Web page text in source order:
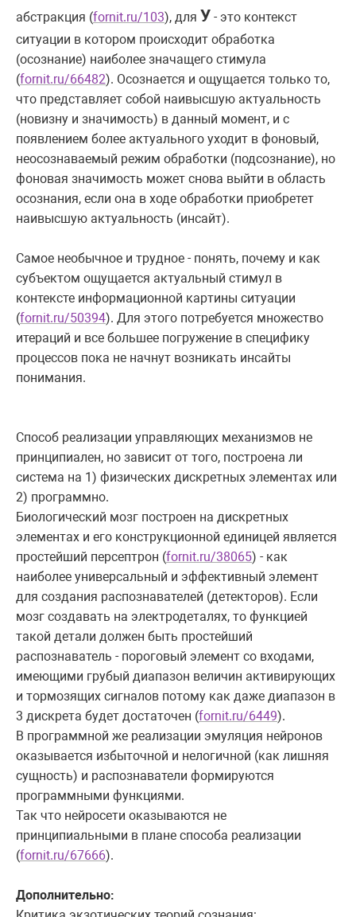
абстракция (fornit.ru/103), для У - это контекст
ситуации в котором происходит обработка
(осознание) наиболее значащего стимула
(fornit.ru/66482). Осознается и ощущается только то,
что представляет собой наивысшую актуальность
(новизну и значимость) в данный момент, и с
появлением более актуального уходит в фоновый,
неосознаваемый режим обработки (подсознание), но
фоновая значимость может снова выйти в область
осознания, если она в ходе обработки приобретет
наивысшую актуальность (инсайт).
Самое необычное и трудное - понять, почему и как
субъектом ощущается актуальный стимул в
контексте информационной картины ситуации
(fornit.ru/50394). Для этого потребуется множество
итераций и все большее погружение в специфику
процессов пока не начнут возникать инсайты
понимания.
Способ реализации управляющих механизмов не
принципиален, но зависит от того, построена ли
система на 1) физических дискретных элементах или
2) программно.
Биологический мозг построен на дискретных
элементах и его конструкционной единицей является
простейший персептрон (fornit.ru/38065) - как
наиболее универсальный и эффективный элемент
для создания распознавателей (детекторов). Если
мозг создавать на электродеталях, то функцией
такой детали должен быть простейший
распознаватель - пороговый элемент со входами,
имеющими грубый диапазон величин активирующих
и тормозящих сигналов потому как даже диапазон в
3 дискрета будет достаточен (fornit.ru/6449).
В программной же реализации эмуляция нейронов
оказывается избыточной и нелогичной (как лишняя
сущность) и распознаватели формируются
программными функциями.
Так что нейросети оказываются не
принципиальными в плане способа реализации
(fornit.ru/67666).
Дополнительно: